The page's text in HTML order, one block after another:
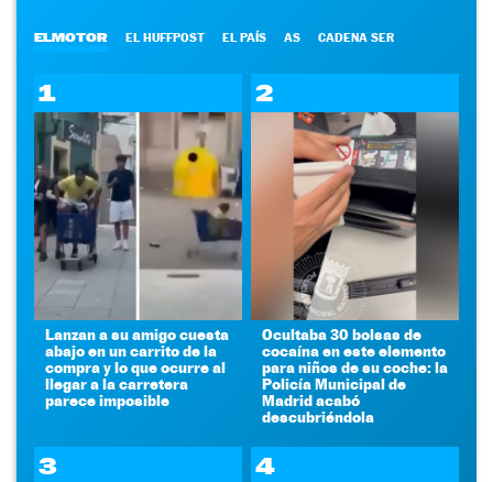
ELMOTOR EL HUFFPOST EL PAÍS AS CADENA SER
1
Lanzan a su amigo cuesta
abajo en un carrito de la
compra y lo que ocurre al
llegar a la carretera
parece imposible
2
Ocultaba 30 bolsas de
cocaína en este elemento
para niños de su coche: la
Policía Municipal de
Madrid acabó
descubriéndola
3 4